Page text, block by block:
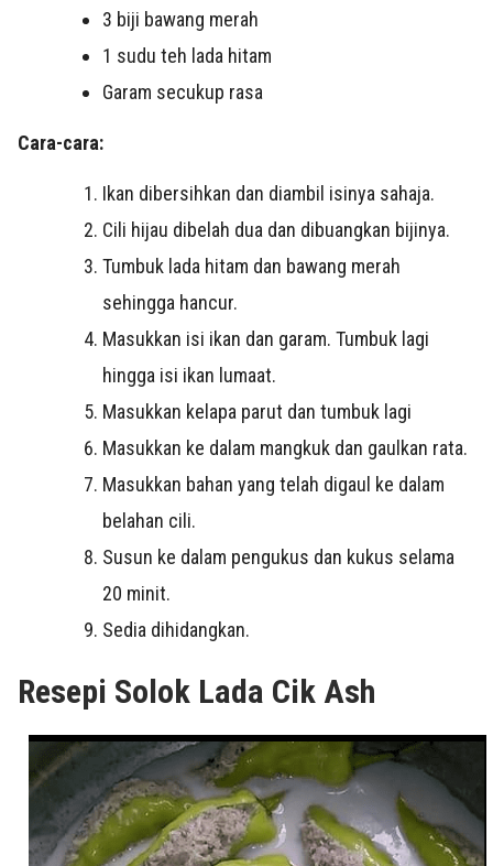
3 biji bawang merah
1 sudu teh lada hitam
Garam secukup rasa
Cara-cara:
Ikan dibersihkan dan diambil isinya sahaja.
Cili hijau dibelah dua dan dibuangkan bijinya.
Tumbuk lada hitam dan bawang merah
sehingga hancur.
Masukkan isi ikan dan garam. Tumbuk lagi
hingga isi ikan lumaat.
Masukkan kelapa parut dan tumbuk lagi
Masukkan ke dalam mangkuk dan gaulkan rata.
Masukkan bahan yang telah digaul ke dalam
belahan cili.
Susun ke dalam pengukus dan kukus selama
20 minit.
Sedia dihidangkan.
Resepi Solok Lada Cik Ash